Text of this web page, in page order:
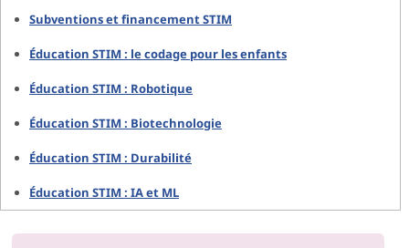
Subventions et financement STIM
Éducation STIM : le codage pour les enfants
Éducation STIM : Robotique
Éducation STIM : Biotechnologie
Éducation STIM : Durabilité
Éducation STIM : IA et ML